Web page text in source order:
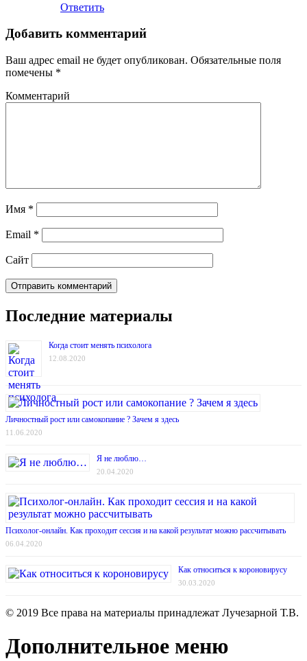
Ответить
Добавить комментарий
Ваш адрес email не будет опубликован. Обязательные поля
помечены *
Комментарий
Имя *
Email *
Сайт
Последние материалы
Когда стоит менять психолога
12.08.2020
Личностный рост или самокопание ? Зачем я здесь
11.06.2020
Я не люблю…
20.04.2020
Психолог-онлайн. Как проходит сессия и на какой результат можно рассчитывать
06.04.2020
Как относиться к короновирусу
30.03.2020
© 2019 Все права на материалы принадлежат Лучезарной Т.В.
Дополнительное меню